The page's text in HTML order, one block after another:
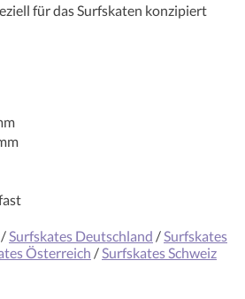
für das Surfskaten konzipiert
/ Surfskates Deutschland / Surfskates
Österreich / Surfskates Schweiz